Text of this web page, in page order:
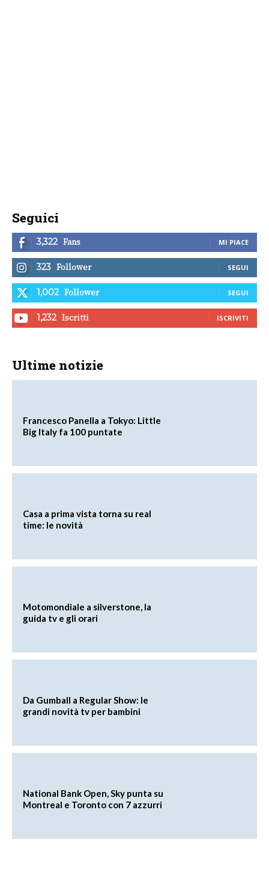
Seguici
3,322 Fans MI PIACE
323 Follower SEGUI
1,002 Follower SEGUI
1,232 Iscritti ISCRIVITI
Ultime notizie
Francesco Panella a Tokyo: Little
Big Italy fa 100 puntate
Casa a prima vista torna su real
time: le novità
Motomondiale a silverstone, la
guida tv e gli orari
Da Gumball a Regular Show: le
grandi novità tv per bambini
National Bank Open, Sky punta su
Montreal e Toronto con 7 azzurri